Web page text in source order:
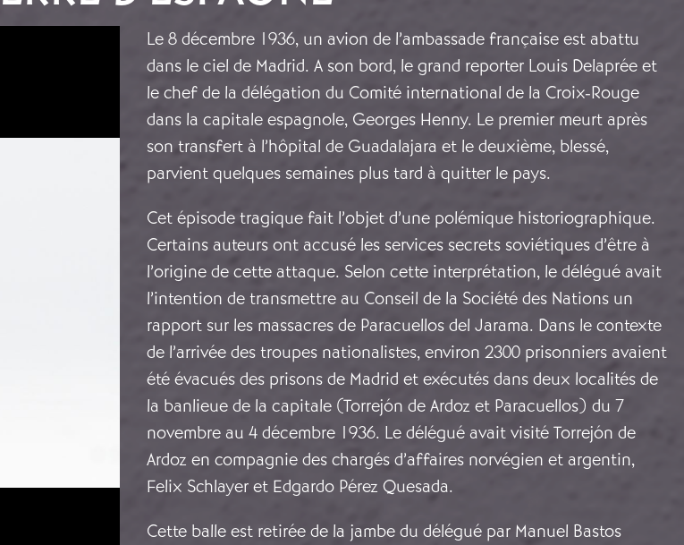
Le 8 décembre 1936, un avion de l’ambassade française est abattu
dans le ciel de Madrid. A son bord, le grand reporter Louis Delaprée et
le chef de la délégation du Comité international de la Croix-Rouge
dans la capitale espagnole, Georges Henny. Le premier meurt après
son transfert à l’hôpital de Guadalajara et le deuxième, blessé,
parvient quelques semaines plus tard à quitter le pays.
Cet épisode tragique fait l’objet d’une polémique historiographique.
Certains auteurs ont accusé les services secrets soviétiques d’être à
l’origine de cette attaque. Selon cette interprétation, le délégué avait
l’intention de transmettre au Conseil de la Société des Nations un
rapport sur les massacres de Paracuellos del Jarama. Dans le contexte
de l’arrivée des troupes nationalistes, environ 2300 prisonniers avaient
été évacués des prisons de Madrid et exécutés dans deux localités de
la banlieue de la capitale (Torrejón de Ardoz et Paracuellos) du 7
novembre au 4 décembre 1936. Le délégué avait visité Torrejón de
Ardoz en compagnie des chargés d’affaires norvégien et argentin,
Felix Schlayer et Edgardo Pérez Quesada.
Cette balle est retirée de la jambe du délégué par Manuel Bastos